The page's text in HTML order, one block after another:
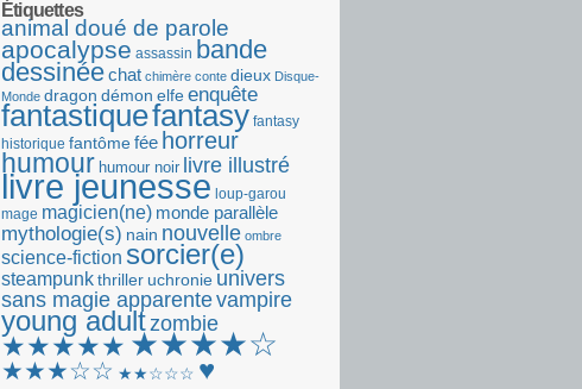
Étiquettes
animal doué de parole
apocalypse assassin bande
dessinéechat chimère conte dieux Disque-
Monde dragon démon elfeenquête
fantastiquefantasy fantasy
historique fantômefée horreur
humour humour noir livre illustré
livre jeunesse loup-garou
mage magicien(ne) monde parallèle
mythologie(s) nain nouvelle ombre
science-fiction sorcier(e)
steampunkthriller uchronie univers
sans magie apparentevampire
young adultzombie
★★★★★ ★★★★☆
★★★☆☆ ★★☆☆☆ ♥